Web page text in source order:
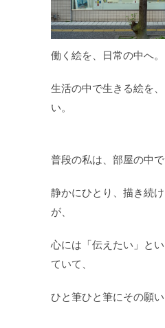
働く絵を、日常の中へ。
生活の中で生きる絵を
い。
普段の私は、部屋の中で
静かにひとり、描き続
が、
心には「伝えたい」と
ていて、
ひと筆ひと筆にその願い